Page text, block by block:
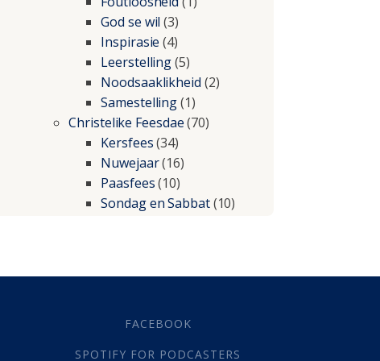
God se wil (3)
Inspirasie (4)
Leerstelling(5)
Noodsaaklikheid (2)
Samestelling(1)
Christelike Feesdae(70)
Kersfees(34)
Nuwejaar(16)
Paasfees(10)
Sondag en Sabbat(10)
Geestelike Groei
FACEBOOK
SPOTIFY FOR PODCASTERS